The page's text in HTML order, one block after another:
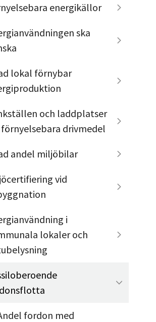
energikällor
ska
lokal förnybar
och laddplatser
drivmedel
andel miljöbilar
vid
i
lokaler och
fordon med